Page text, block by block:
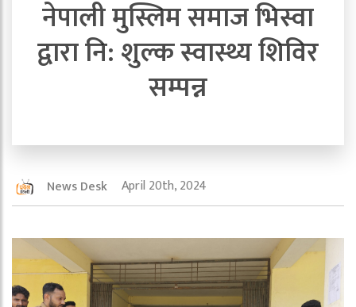
नेपाली मुस्लिम समाज भिस्वा
द्वारा नि: शुल्क स्वास्थ्य शिविर
सम्पन्न
News Desk April 20th, 2024